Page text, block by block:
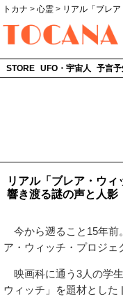
トカナ > 心霊 > リアル「ブレア
STORE UFO・宇宙人 予言
リアル「ブレア・ウ
響き渡る謎の声と人影
今から遡ること15年前
ア・ウィッチ・プロジェ
映画科に通う3人の学
ウィッチ」を題材とした